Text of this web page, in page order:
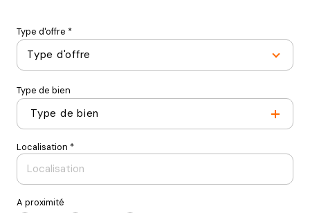
Type d'offre *
Type d'offre
Type de bien
Type de bien
Localisation *
A proximité